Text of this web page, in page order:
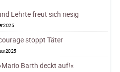
Lehrte freut sich riesig
2025
stoppt Täter
2025
Barth deckt auf!«